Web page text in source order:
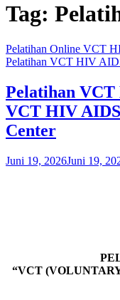
Tag:
Pelatihan Online VCT
Pelatihan VCT HIV
Pelatihan VCT
VCT HIV
Center
Juni 19, 2026Juni 19,
“VCT